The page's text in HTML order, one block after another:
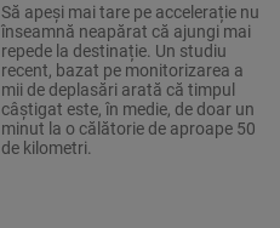
Să apeși mai tare pe accelerație nu
înseamnă neapărat că ajungi mai
repede la destinație. Un studiu
recent, bazat pe monitorizarea a
mii de deplasări arată că timpul
câștigat este, în medie, de doar un
minut la o călătorie de aproape 50
de kilometri.